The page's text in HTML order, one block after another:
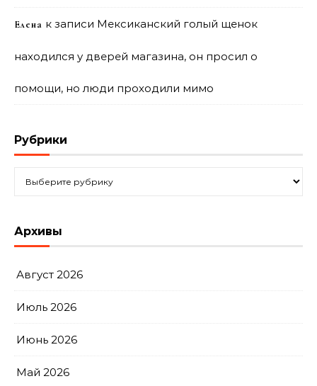
Елена к записи Мексиканский голый щенок
находился у дверей магазина, он просил о
помощи, но люди проходили мимо
Рубрики
Архивы
Август 2026
Июль 2026
Июнь 2026
Май 2026